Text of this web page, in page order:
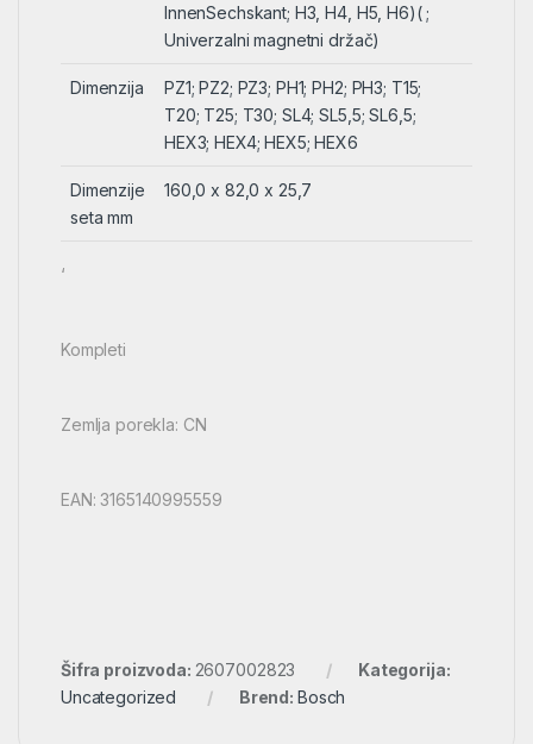
InnenSechskant; H3, H4, H5, H6)( ;
Univerzalni magnetni držač)
Dimenzija
PZ1; PZ2; PZ3; PH1; PH2; PH3; T15;
T20; T25; T30; SL4; SL5,5; SL6,5;
HEX3; HEX4; HEX5; HEX6
Dimenzije
seta mm
160,0 x 82,0 x 25,7
‘
Kompleti
Zemlja porekla: CN
EAN: 3165140995559
Šifra proizvoda: 2607002823
Kategorija:
Uncategorized
Brend: Bosch